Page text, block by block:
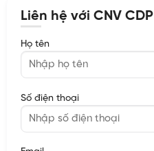
Liên hệ với CNV CDP
Họ tên
Số điện thoại